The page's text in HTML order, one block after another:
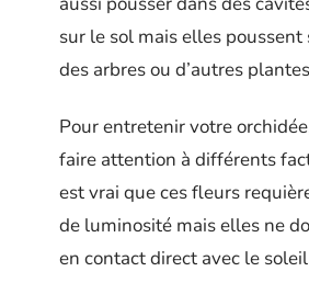
sur le sol mais elles
des arbres ou d’autres
Pour entretenir votre
faire attention à différents
est vrai que ces fleurs
de luminosité mais elles ne
en contact direct avec le